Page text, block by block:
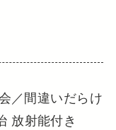
／間違いだらけ
放射能付き